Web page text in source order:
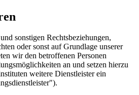
sonstigen Rechtsbeziehungen,
oder sonst auf Grundlage unserer
wir den betroffenen Personen
an und setzen hierzu
weitere Dienstleister ein